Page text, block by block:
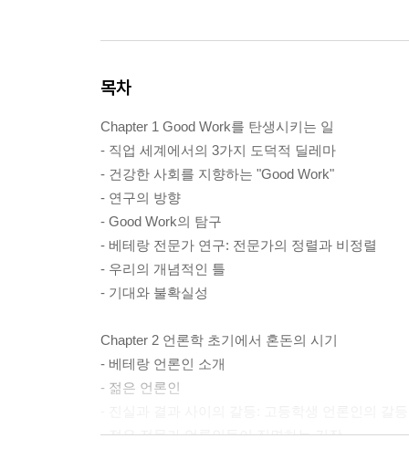
목차
Chapter 1 Good Work를 탄생시키는 일
- 직업 세계에서의 3가지 도덕적 딜레마
- 건강한 사회를 지향하는 "Good Work"
- 연구의 방향
- Good Work의 탐구
- 베테랑 전문가 연구: 전문가의 정렬과 비정렬
- 우리의 개념적인 틀
- 기대와 불확실성
Chapter 2 언론학 초기에서 혼돈의 시기
- 베테랑 언론인 소개
- 젊은 언론인
- 젊은 전문가 언론인들이 직면하는 긴장